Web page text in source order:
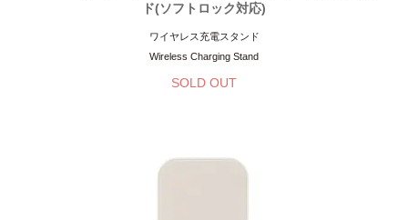
ド(ソフトロック対応)
ワイヤレス充電スタンド
Wireless Charging Stand
SOLD OUT